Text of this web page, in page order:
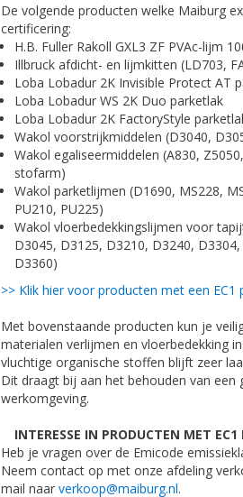
De volgende producten welke Maiburg
certificering:
H.B. Fuller Rakoll GXL3 ZF PVAc-lijm
Illbruck afdicht- en lijmkitten (LD703,
Loba Lobadur 2K Invisible Protect AT
Loba Lobadur WS 2K Duo parketlak
Loba Lobadur 2K FactoryStyle
Wakol voorstrijkmiddelen (D3040,
Wakol egaliseermiddelen (A830,
stofarm)
Wakol parketlijmen (D1690, MS228,
PU210, PU225)
Wakol vloerbedekkingslijmen voor
D3045, D3125, D3210, D3240,
D3360)
>> Klik hier voor producten met een EC1
Met bovenstaande producten kun je
materialen verlijmen en vloerbedekking
vluchtige organische stoffen blijft zeer
Dit draagt bij aan het behouden van
werkomgeving.
INTERESSE IN PRODUCTEN MET EC1
Heb je vragen over de Emicode
Neem contact op met onze afdeling
mail naar verkoop@maiburg.nl.